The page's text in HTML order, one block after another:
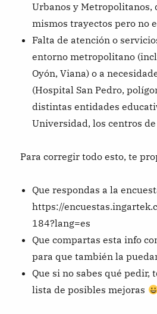
Urbanos y Metropolitanos,
mismos trayectos pero no
Falta de atención o
entorno metropolitano
Oyón, Viana) o a
(Hospital San Pedro,
distintas entidades
Universidad, los centros
Para corregir todo esto, te
Que respondas a la
https://
184?lang=es
Que compartas esta info
para que también la
Que si no sabes qué pedir,
lista de posibles mejoras